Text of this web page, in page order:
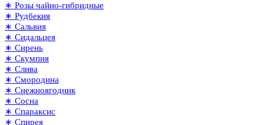
∗ Розы чайно-гибридные
∗ Рудбекия
∗ Сальвия
∗ Сидальцея
∗ Сирень
∗ Скумпия
∗ Слива
∗ Смородина
∗ Снежноягодник
∗ Сосна
∗ Спараксис
∗ Спирея